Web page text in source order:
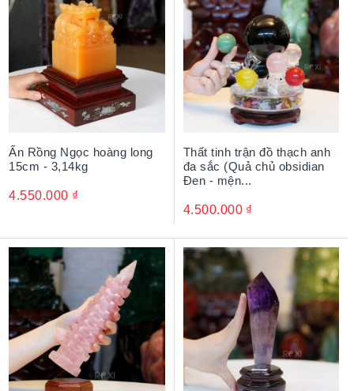
Ấn Rồng Ngọc hoàng long
15cm - 3,14kg
4.550.000 ₫
Thất tinh trận đồ thạch anh
đa sắc (Quả chủ obsidian
Đen - mện...
4.500.000 ₫